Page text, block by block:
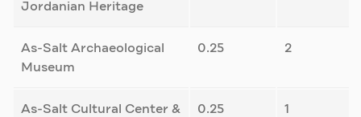
Jordanian Heritage
As-Salt Archaeological
Museum
0.25 2
As-Salt Cultural Center &
0.25 1